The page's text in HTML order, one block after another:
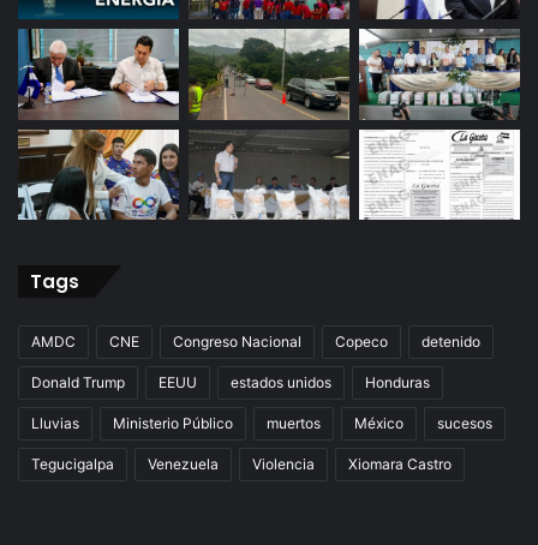
Tags
AMDC CNE Congreso Nacional Copeco detenido
Donald Trump EEUU estados unidos Honduras
Lluvias Ministerio Público muertos México sucesos
Tegucigalpa Venezuela Violencia Xiomara Castro